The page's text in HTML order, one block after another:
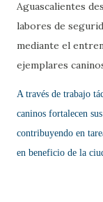
Aguascalientes
labores de
mediante el
ejemplares
A través de trabajo
caninos fortalecen
contribuyendo en
en beneficio de la